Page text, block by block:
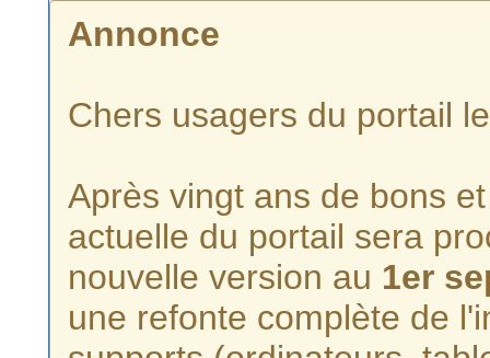
Annonce
Chers usagers du portail
Après vingt ans de bons
actuelle du portail sera
nouvelle version au 1er
une refonte complète de